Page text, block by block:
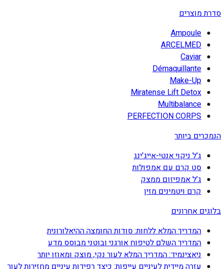
סדרת מוצרים
Ampoule
ARCELMED
Caviar
Démaquillante
Make-Up
Miratense Lift Detox
Multibalance
PERFECTION CORPS
הנמכרים ביותר
ג'ל ניקוי אנטי-אייג'ינג
סט קרם עם אמפולות
ג'ל אמפיזום ממצק
קרם ויטמינים מזין
בלוגים אחרונים
המדריך המלא ללחות: סודות החומצה ההיאלורונית
המדריך השלם לטיפוח אורגני ובוטני מבוסס מדע
ניאצינמיד: המדריך המלא לעור נקי, מוצק ומאוזן יותר